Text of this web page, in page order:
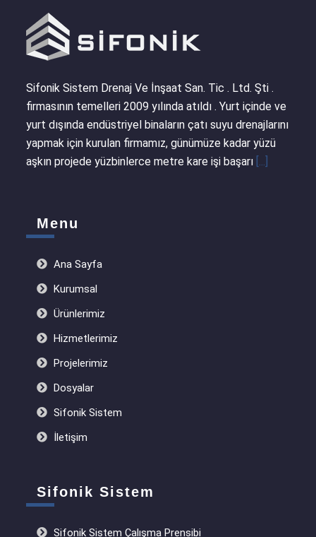
Sifonik Sistem Drenaj Ve İnşaat San. Tic . Ltd. Şti .
firmasının temelleri 2009 yılında atıldı . Yurt içinde ve
yurt dışında endüstriyel binaların çatı suyu drenajlarını
yapmak için kurulan firmamız, günümüze kadar yüzü
aşkın projede yüzbinlerce metre kare işi başarı [...]
Menu
Ana Sayfa
Kurumsal
Ürünlerimiz
Hizmetlerimiz
Projelerimiz
Dosyalar
Sifonik Sistem
İletişim
Sifonik Sistem
Sifonik Sistem Çalışma Prensibi